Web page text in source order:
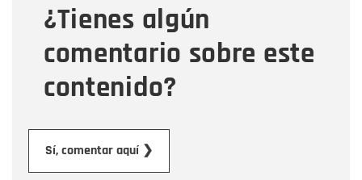
¿Tienes algún
comentario sobre este
contenido?
Sí, comentar aquí ❯
Mensaje